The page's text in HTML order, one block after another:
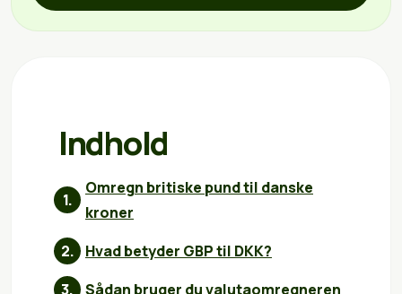
Indhold
Omregn britiske pund til danske
kroner
Hvad betyder GBP til DKK?
Sådan bruger du valutaomregneren